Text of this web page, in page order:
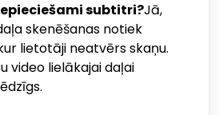
subtitri?Jā,
skenēšanas notiek
lietotāji neatvērs skaņu.
video lielākajai daļai